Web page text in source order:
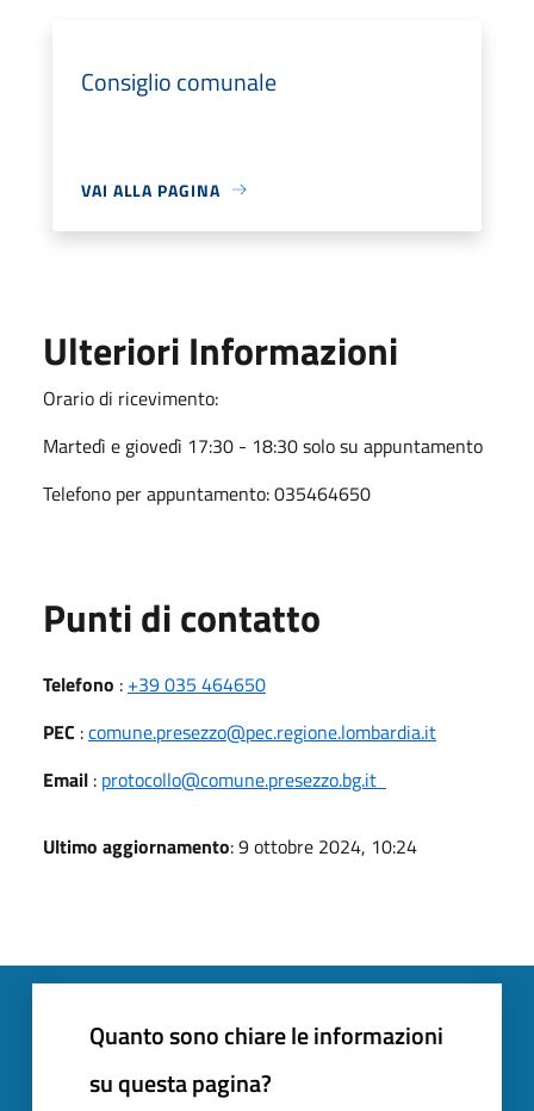
Consiglio comunale
VAI ALLA PAGINA
Ulteriori Informazioni
Orario di ricevimento:
Martedì e giovedì 17:30 - 18:30 solo su appuntamento
Telefono per appuntamento: 035464650
Punti di contatto
Telefono : +39 035 464650
PEC :comune.presezzo@pec.regione.lombardia.it
Email : protocollo@comune.presezzo.bg.it
Ultimo aggiornamento: 9 ottobre 2024, 10:24
Quanto sono chiare le informazioni
su questa pagina?